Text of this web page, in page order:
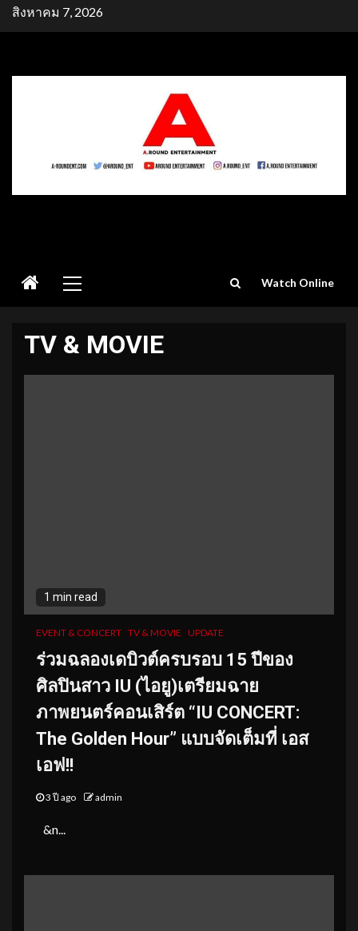
Skipสิงหาคม 7, 2026
Menu
Watch Online
TV & MOVIE
1 min read
EVENT & CONCERT TV & MOVIE UPDATE
ร่วมฉลองเดบิวต์ครบรอบ 15 ปีของ
ศิลปินสาว IU (ไอยู)เตรียมฉาย
ภาพยนตร์คอนเสิร์ต “IU CONCERT:
The Golden Hour” แบบจัดเต็มที่ เอส
เอฟ!!
3 ปี ago admin
&n...